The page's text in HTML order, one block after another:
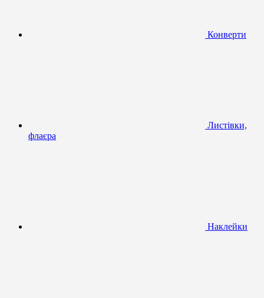
Конверти
Листівки,
флаєра
Наклейки